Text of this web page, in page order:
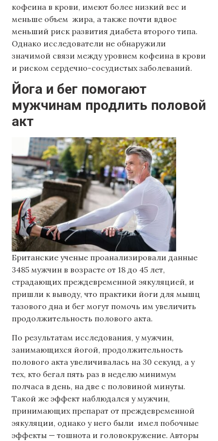
кофеина в крови, имеют более низкий вес и
меньше объем жира, а также почти вдвое
меньший риск развития диабета второго типа.
Однако исследователи не обнаружили
значимой связи между уровнем кофеина в крови
и риском сердечно-сосудистых заболеваний.
Йога и бег помогают
мужчинам продлить половой
акт
Британские ученые проанализировали данные
3485 мужчин в возрасте от 18 до 45 лет,
страдающих преждевременной эякуляцией, и
пришли к выводу, что практики йоги для мышц
тазового дна и бег могут помочь им увеличить
продолжительность полового акта.
По результатам исследования, у мужчин,
занимающихся йогой, продолжительность
полового акта увеличивалась на 30 секунд, а у
тех, кто бегал пять раз в неделю минимум
полчаса в день, на две с половиной минуты.
Такой же эффект наблюдался у мужчин,
принимающих препарат от преждевременной
эякуляции, однако у него были имел побочные
эффекты — тошнота и головокружение. Авторы